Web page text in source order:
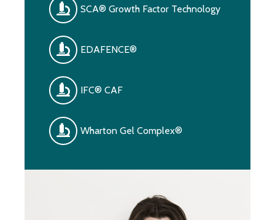
SCA® Growth Factor Technology
EDAFENCE®
IFC® CAF
Wharton Gel Complex®